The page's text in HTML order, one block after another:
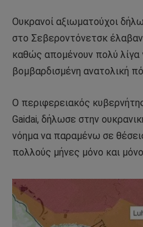
Ουκρανοί αξιωματούχοι
στο Σεβεροντόνετσκ
καθώς απομένουν πολύ λίγα
βομβαρδισμένη ανατολική
Ο περιφερειακός
Gaidai, δήλωσε στην
νόημα να παραμένω σε
πολλούς μήνες μόνο και